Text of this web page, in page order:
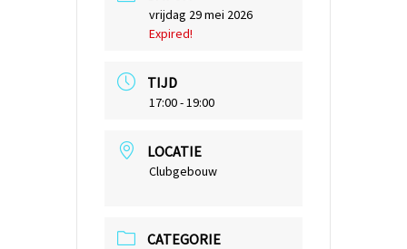
vrijdag 29 mei 2026
Expired!
TIJD
17:00 - 19:00
LOCATIE
Clubgebouw
CATEGORIE